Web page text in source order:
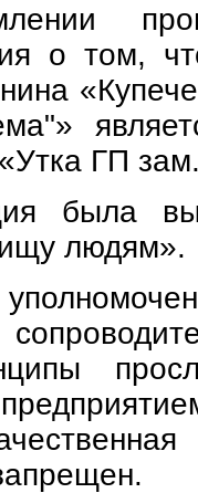
о том,
«Утка ГП
была
людям».